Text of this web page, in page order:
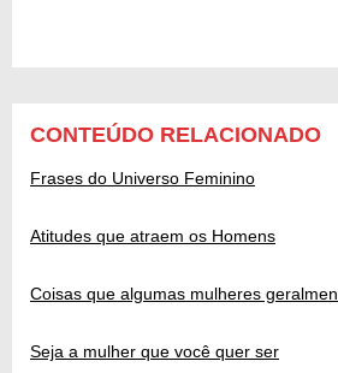
CONTEÚDO RELACIONADO
Frases do Universo Feminino
Atitudes que atraem os Homens
Coisas que algumas mulheres
Seja a mulher que você quer ser